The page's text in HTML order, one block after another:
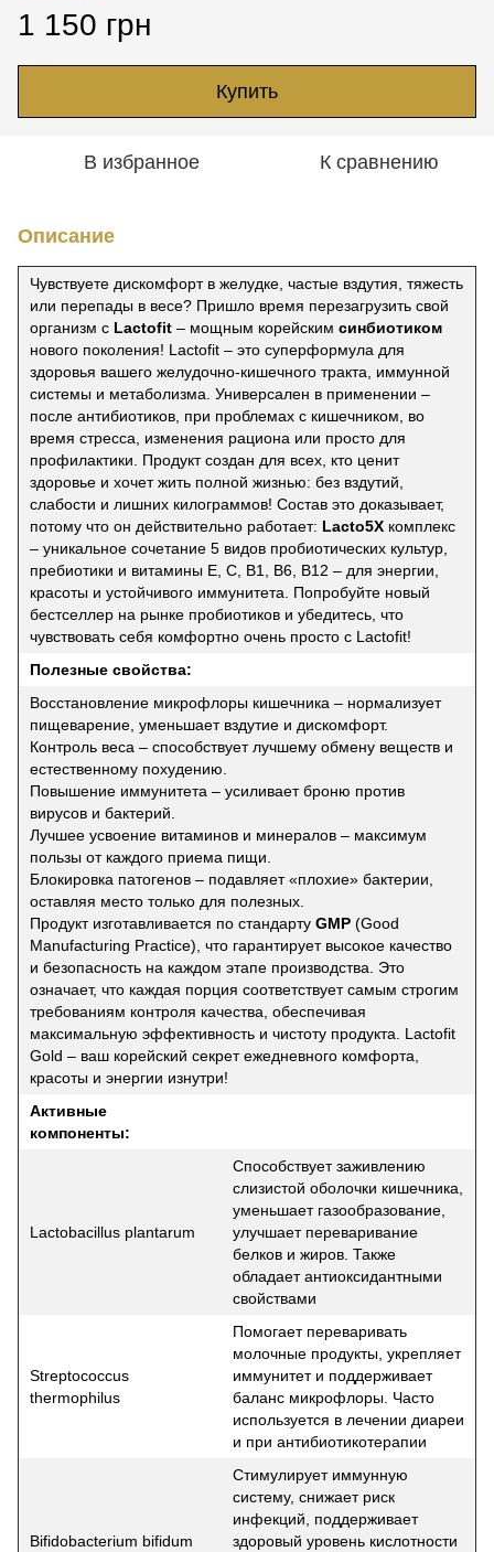
1 150 грн
Купить
В избранное К сравнению
Описание
Чувствуете дискомфорт в желудке, частые вздутия, тяжесть
или перепады в весе? Пришло время перезагрузить свой
организм с Lactofit – мощным корейским синбиотиком
нового поколения! Lactofit – это суперформула для
здоровья вашего желудочно-кишечного тракта, иммунной
системы и метаболизма. Универсален в применении –
после антибиотиков, при проблемах с кишечником, во
время стресса, изменения рациона или просто для
профилактики. Продукт создан для всех, кто ценит
здоровье и хочет жить полной жизнью: без вздутий,
слабости и лишних килограммов! Состав это доказывает,
потому что он действительно работает: Lacto5X комплекс
– уникальное сочетание 5 видов пробиотических культур,
пребиотики и витамины E, C, B1, B6, B12 – для энергии,
красоты и устойчивого иммунитета. Попробуйте новый
бестселлер на рынке пробиотиков и убедитесь, что
чувствовать себя комфортно очень просто с Lactofit!
Полезные свойства:
Восстановление микрофлоры кишечника – нормализует
пищеварение, уменьшает вздутие и дискомфорт.
Контроль веса – способствует лучшему обмену веществ и
естественному похудению.
Повышение иммунитета – усиливает броню против
вирусов и бактерий.
Лучшее усвоение витаминов и минералов – максимум
пользы от каждого приема пищи.
Блокировка патогенов – подавляет «плохие» бактерии,
оставляя место только для полезных.
Продукт изготавливается по стандарту GMP (Good
Manufacturing Practice), что гарантирует высокое качество
и безопасность на каждом этапе производства. Это
означает, что каждая порция соответствует самым строгим
требованиям контроля качества, обеспечивая
максимальную эффективность и чистоту продукта. Lactofit
Gold – ваш корейский секрет ежедневного комфорта,
красоты и энергии изнутри!
Активные
компоненты:
Lactobacillus plantarum
Способствует заживлению
слизистой оболочки кишечника,
уменьшает газообразование,
улучшает переваривание
белков и жиров. Также
обладает антиоксидантными
свойствами
Streptococcus
thermophilus
Помогает переваривать
молочные продукты, укрепляет
иммунитет и поддерживает
баланс микрофлоры. Часто
используется в лечении диареи
и при антибиотикотерапии
Bifidobacterium bifidum
Стимулирует иммунную
систему, снижает риск
инфекций, поддерживает
здоровый уровень кислотности